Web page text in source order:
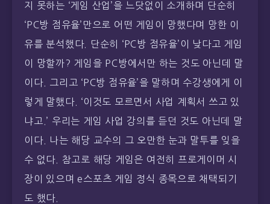
지 못하는 ‘게임 산업’을 느닷없이 소개하며 단순히
‘PC방 점유율’만으로 어떤 게임이 망했다며 망한 이
유를 분석했다. 단순히 ‘PC방 점유율’이 낮다고 게임
이 망할까? 게임을 PC방에서만 하는 것도 아닌데 말
이다. 그리고 ‘PC방 점유율’을 말하며 수강생에게 이
렇게 말했다. ‘이것도 모르면서 사업 계획서 쓰고 있
냐고.’ 우리는 게임 사업 강의를 듣던 것도 아닌데 말
이다. 나는 해당 교수의 그 오만한 눈과 말투를 잊을
수 없다. 참고로 해당 게임은 여전히 프로게이머 시
장이 있으며 e스포츠 게임 정식 종목으로 채택되기
도 했다.